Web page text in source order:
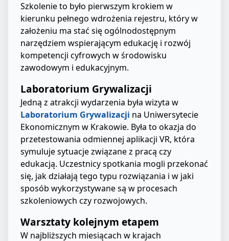
Szkolenie to było pierwszym krokiem w
kierunku pełnego wdrożenia rejestru, który w
założeniu ma stać się ogólnodostępnym
narzędziem wspierającym edukację i rozwój
kompetencji cyfrowych w środowisku
zawodowym i edukacyjnym.
Laboratorium Grywalizacji
Jedną z atrakcji wydarzenia była wizyta w
Laboratorium Grywalizacji na Uniwersytecie
Ekonomicznym w Krakowie. Była to okazja do
przetestowania odmiennej aplikacji VR, która
symuluje sytuacje związane z pracą czy
edukacją. Uczestnicy spotkania mogli przekonać
się, jak działają tego typu rozwiązania i w jaki
sposób wykorzystywane są w procesach
szkoleniowych czy rozwojowych.
Warsztaty kolejnym etapem
W najbliższych miesiącach w krajach